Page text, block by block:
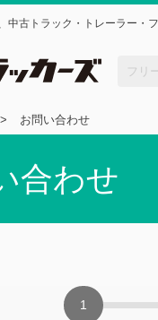
中古トラック・トレーラー・
お問い合わせ
合わせ